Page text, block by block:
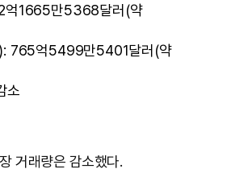
억1665만5368달러(약
765억5499만5401달러(약
소
거래량은 감소했다.